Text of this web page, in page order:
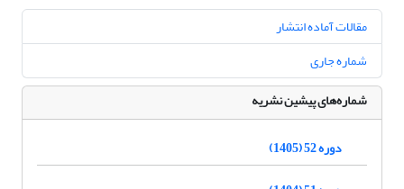
مقالات آماده انتشار
شماره جاری
شماره‌های پیشین نشریه
دوره 52 (1405)